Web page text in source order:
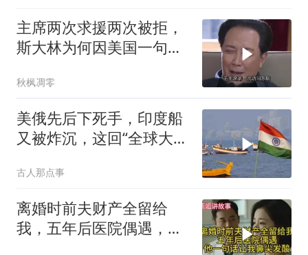
主席两次求援两次被拒，
斯大林为何因美国一句话
秋枫凋零
美俄先后下死手，印度船
又被炸沉，这回“全球大
古人那点事
离婚时前夫财产全留给
我，五年后医院偶遇，他